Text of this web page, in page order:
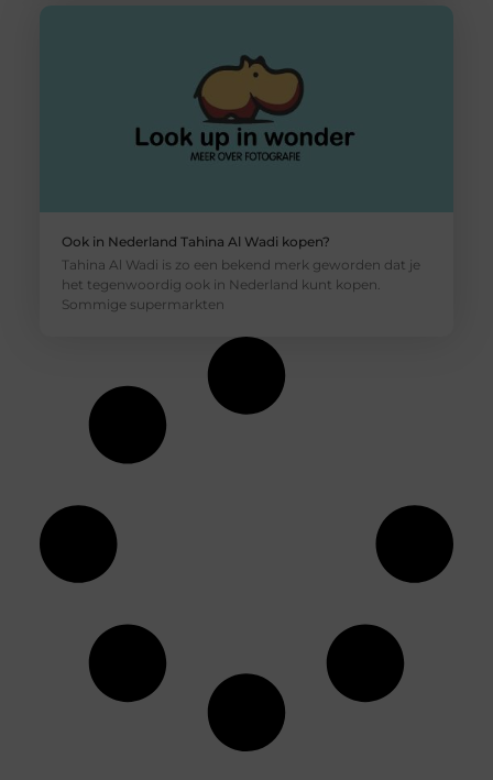
Ook in Nederland Tahina Al Wadi kopen?
Tahina Al Wadi is zo een bekend merk geworden dat je
het tegenwoordig ook in Nederland kunt kopen.
Sommige supermarkten